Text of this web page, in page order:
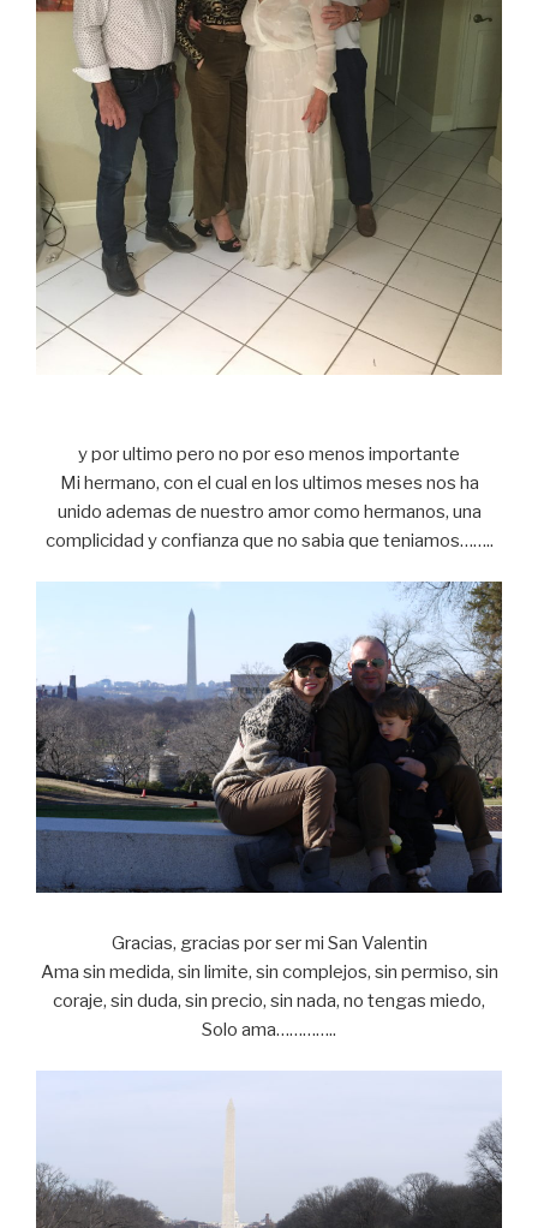
y por ultimo pero no por eso menos importante
Mi hermano, con el cual en los ultimos meses nos ha
unido ademas de nuestro amor como hermanos, una
complicidad y confianza que no sabia que teniamos……..
Gracias, gracias por ser mi San Valentin
Ama sin medida, sin limite, sin complejos, sin permiso, sin
coraje, sin duda, sin precio, sin nada, no tengas miedo,
Solo ama…………..